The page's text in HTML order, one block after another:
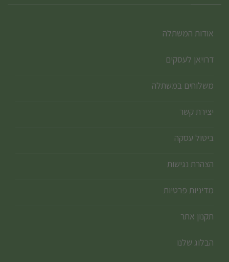
אודות המשתלה
דרויאן לעסקים
משלוחים במשתלה
יצירת קשר
ביטול עסקה
הצהרת נגישות
מדיניות פרטיות
תקנון אתר
הבלוג שלנו